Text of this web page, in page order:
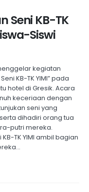
Seni KB-TK
Siswi
kegiatan
KB-TK YIMI” pada
hotel di Gresik. Acara
keceriaan dengan
seni yang
dihadiri orang tua
putri mereka.
TK YIMI ambil bagian